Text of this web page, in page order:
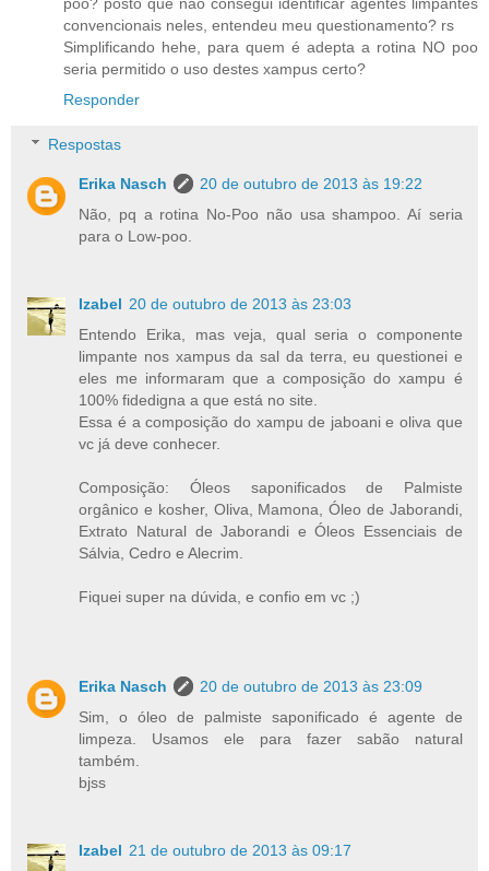
convencionais neles, entendeu meu questionamento? rs
Simplificando hehe, para quem é adepta a rotina NO poo
seria permitido o uso destes xampus certo?
Responder
Respostas
Erika Nasch
20 de outubro de 2013 às 19:22
Não, pq a rotina No-Poo não usa shampoo. Aí seria
para o Low-poo.
Izabel 20 de outubro de 2013 às 23:03
Entendo Erika, mas veja, qual seria o componente
limpante nos xampus da sal da terra, eu questionei e
eles me informaram que a composição do xampu é
100% fidedigna a que está no site.
Essa é a composição do xampu de jaboani e oliva que
vc já deve conhecer.
Composição: Óleos saponificados de Palmiste
orgânico e kosher, Oliva, Mamona, Óleo de Jaborandi,
Extrato Natural de Jaborandi e Óleos Essenciais de
Sálvia, Cedro e Alecrim.
Fiquei super na dúvida, e confio em vc ;)
Erika Nasch
20 de outubro de 2013 às 23:09
Sim, o óleo de palmiste saponificado é agente de
limpeza. Usamos ele para fazer sabão natural
também.
bjss
Izabel 21 de outubro de 2013 às 09:17